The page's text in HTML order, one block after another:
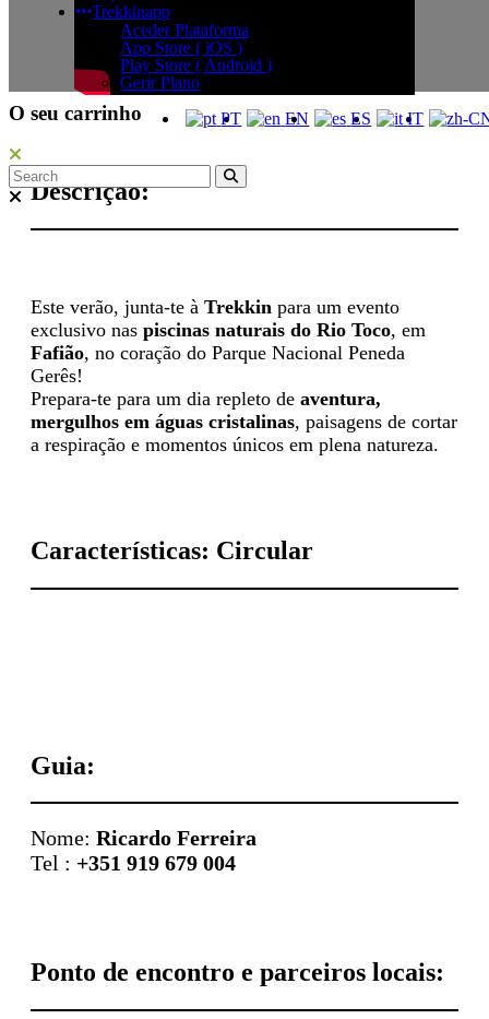
Trekkinapp
Aceder Plataforma
App Store ( iOS )
Play Store ( Android )
Gerir Plano
IT
ES
EN
PT
O seu carrinho
Descrição:
Este verão, junta-te à Trekkin para um evento
exclusivo nas piscinas naturais do Rio Toco, em
Fafião, no coração do Parque Nacional Peneda
Gerês!
Prepara-te para um dia repleto de aventura,
mergulhos em águas cristalinas, paisagens de cortar
a respiração e momentos únicos em plena natureza.
Características: Circular
Guia:
Nome: Ricardo Ferreira
Tel : +351 919 679 004
Ponto de encontro e parceiros locais: